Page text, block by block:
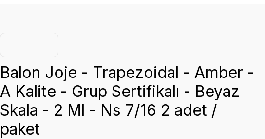
Balon Joje - Trapezoidal - Amber -
A Kalite - Grup Sertifikalı - Beyaz
Skala - 2 Ml - Ns 7/16 2 adet /
paket